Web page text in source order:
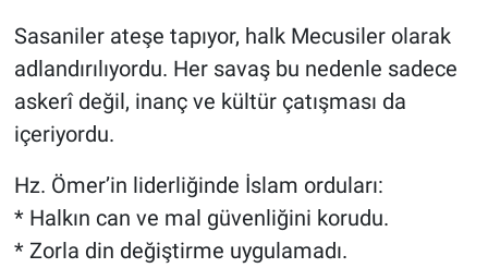
Sasaniler ateşe tapıyor, halk Mecusiler olarak
adlandırılıyordu. Her savaş bu nedenle sadece
askerî değil, inanç ve kültür çatışması da
içeriyordu.
Hz. Ömer’in liderliğinde İslam orduları:
* Halkın can ve mal güvenliğini korudu.
* Zorla din değiştirme uygulamadı.